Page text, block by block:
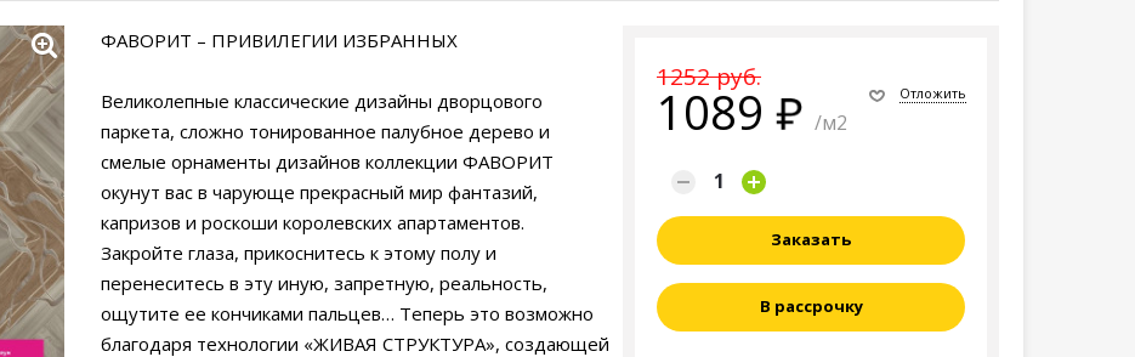
1252 руб.
1089 /м2
Отложить
Заказать
В рассрочку
ФАВОРИТ – ПРИВИЛЕГИИ ИЗБРАННЫХ
Великолепные классические дизайны дворцового
паркета, сложно тонированное палубное дерево и
смелые орнаменты дизайнов коллекции ФАВОРИТ
окунут вас в чарующе прекрасный мир фантазий,
капризов и роскоши королевских апартаментов.
Закройте глаза, прикоснитесь к этому полу и
перенеситесь в эту иную, запретную, реальность,
ощутите ее кончиками пальцев… Теперь это возможно
благодаря технологии «ЖИВАЯ СТРУКТУРА», создающей